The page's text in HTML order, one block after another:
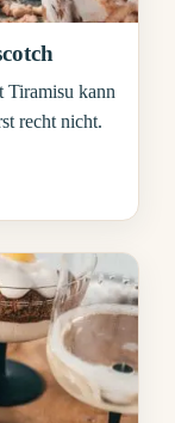
Tiramisu kann
recht nicht.